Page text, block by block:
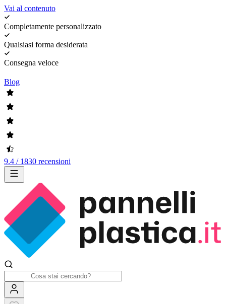
Vai al contenuto
Completamente personalizzato
Qualsiasi forma desiderata
Consegna veloce
Blog
9.4 / 1830 recensioni